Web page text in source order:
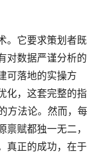
。它要求策划者既
对数据严谨分析的
可落地的实操方
化，这套完整的指
方法论。然而，每
赋都独一无二，
真正的成功，在于